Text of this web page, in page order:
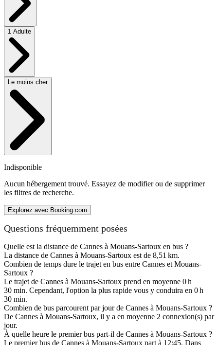
1 Adulte
Le moins cher
Indisponible
Aucun hébergement trouvé. Essayez de modifier ou de supprimer
les filtres de recherche.
Explorez avec Booking.com
Questions fréquemment posées
Quelle est la distance de Cannes à Mouans-Sartoux en bus ?
La distance de Cannes à Mouans-Sartoux est de 8,51 km.
Combien de temps dure le trajet en bus entre Cannes et Mouans-
Sartoux ?
Le trajet de Cannes à Mouans-Sartoux prend en moyenne 0 h
30 min. Cependant, l'option la plus rapide vous y conduira en 0 h
30 min.
Combien de bus parcourent par jour de Cannes à Mouans-Sartoux ?
De Cannes à Mouans-Sartoux, il y a en moyenne 2 connexion(s) par
jour.
À quelle heure le premier bus part-il de Cannes à Mouans-Sartoux ?
Le premier bus de Cannes à Mouans-Sartoux part à 12:45. Dans